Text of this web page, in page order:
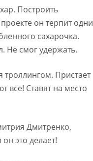
Построить
он терпит одни
сахарочка.
Не смог удержать.
троллингом. Пристает
все! Ставят на место
Дмитренко,
это делает!